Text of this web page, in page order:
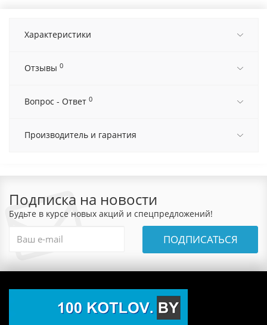
Характеристики
Отзывы 0
Вопрос - Ответ 0
Производитель и гарантия
Подписка на новости
Будьте в курсе новых акций и спецпредложений!
ПОДПИСАТЬСЯ